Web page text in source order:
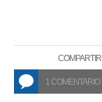
COMPARTIR
1 COMENTARIO